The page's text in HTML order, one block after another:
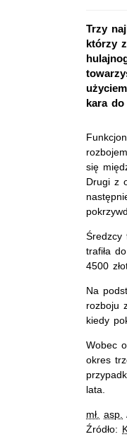
Trzy
którzy
kara
się
Drugi z
Średzcy
trafiła
4500
Na
rozboju
kiedy
Wobec
okres
lata.
mł. asp.
Źródło: